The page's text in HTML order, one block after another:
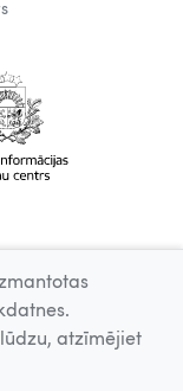
atzīmējiet